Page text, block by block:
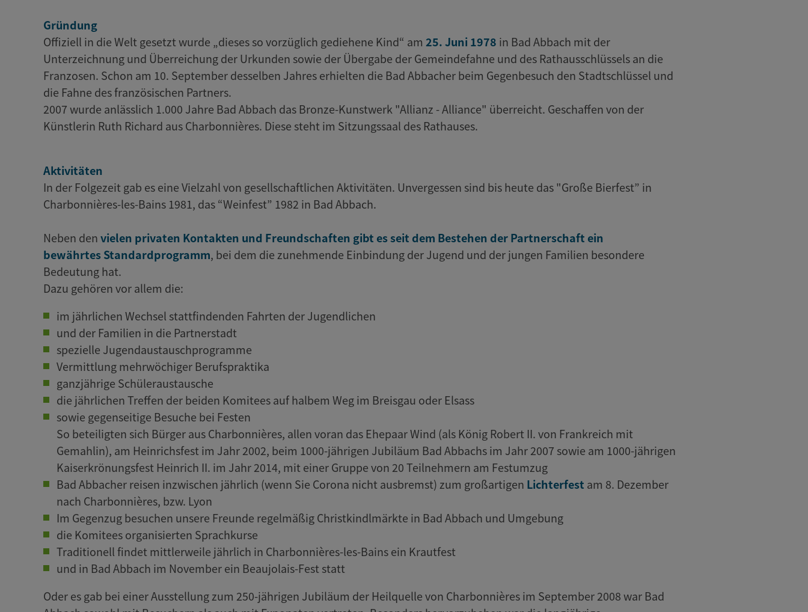
Gründung
Offiziell in die Welt gesetzt wurde „dieses so vorzüglich gediehene Kind“ am 25. Juni 1978 in Bad Abbach mit der
Unterzeichnung und Überreichung der Urkunden sowie der Übergabe der Gemeindefahne und des Rathausschlüssels an die
Franzosen. Schon am 10. September desselben Jahres erhielten die Bad Abbacher beim Gegenbesuch den Stadtschlüssel und
die Fahne des französischen Partners.
2007 wurde anlässlich 1.000 Jahre Bad Abbach das Bronze-Kunstwerk "Allianz - Alliance" überreicht. Geschaffen von der
Künstlerin Ruth Richard aus Charbonnières. Diese steht im Sitzungssaal des Rathauses.
Aktivitäten
In der Folgezeit gab es eine Vielzahl von gesellschaftlichen Aktivitäten. Unvergessen sind bis heute das "Große Bierfest” in
Charbonnières-les-Bains 1981, das “Weinfest” 1982 in Bad Abbach.
Neben denvielen privaten Kontakten und Freundschaften gibt es seit dem Bestehen der Partnerschaft ein
bewährtes Standardprogramm, bei dem die zunehmende Einbindung der Jugend und der jungen Familien besondere
Bedeutung hat.
Dazu gehören vor allem die:
im jährlichen Wechsel stattfindenden Fahrten der Jugendlichen
und der Familien in die Partnerstadt
spezielle Jugendaustauschprogramme
Vermittlung mehrwöchiger Berufspraktika
ganzjährige Schüleraustausche
die jährlichen Treffen der beiden Komitees auf halbem Weg im Breisgau oder Elsass
sowie gegenseitige Besuche bei Festen
So beteiligten sich Bürger aus Charbonnières, allen voran das Ehepaar Wind (als König Robert II. von Frankreich mit
Gemahlin), am Heinrichsfest im Jahr 2002, beim 1000-jährigen Jubiläum Bad Abbachs im Jahr 2007 sowie am 1000-jährigen
Kaiserkrönungsfest Heinrich II. im Jahr 2014, mit einer Gruppe von 20 Teilnehmern am Festumzug
Bad Abbacher reisen inzwischen jährlich (wenn Sie Corona nicht ausbremst) zum großartigen Lichterfest am 8. Dezember
nach Charbonnières, bzw. Lyon
Im Gegenzug besuchen unsere Freunde regelmäßig Christkindlmärkte in Bad Abbach und Umgebung
die Komitees organisierten Sprachkurse
Traditionell findet mittlerweile jährlich in Charbonnières-les-Bains ein Krautfest
und in Bad Abbach im November ein Beaujolais-Fest statt
Oder es gab bei einer Ausstellung zum 250-jährigen Jubiläum der Heilquelle von Charbonnières im September 2008 war Bad